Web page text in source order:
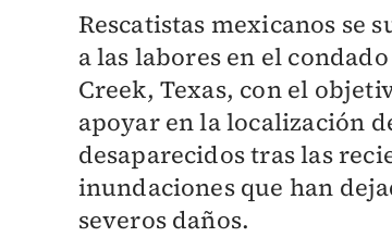
Rescatistas mexicanos se
a las labores en el
Creek, Texas, con el
apoyar en la localización
desaparecidos tras las
inundaciones que han
severos daños.